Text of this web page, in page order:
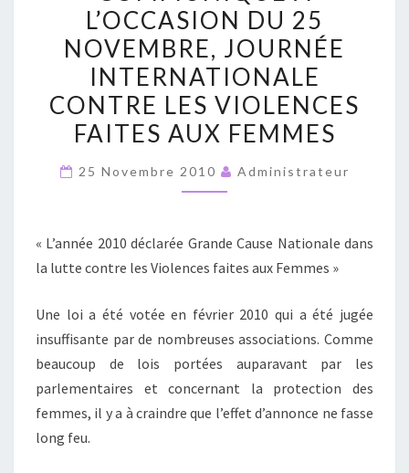
L’OCCASION
DU
25
NOVEMBRE,
JOURNÉE
INTERNATIONALE
CONTRE
LES
FAITES
AUX
L’OCCASION DU 25
NOVEMBRE, JOURNÉE
INTERNATIONALE
CONTRE LES VIOLENCES
FAITES AUX FEMMES
25 Novembre 2010 Administrateur
« L’année 2010 déclarée Grande Cause Nationale dans
la lutte contre les Violences faites aux Femmes »
Une loi a été votée en février 2010 qui a été jugée
insuffisante par de nombreuses associations. Comme
beaucoup de lois portées auparavant par les
parlementaires et concernant la protection des
femmes, il y a à craindre que l’effet d’annonce ne fasse
long feu.